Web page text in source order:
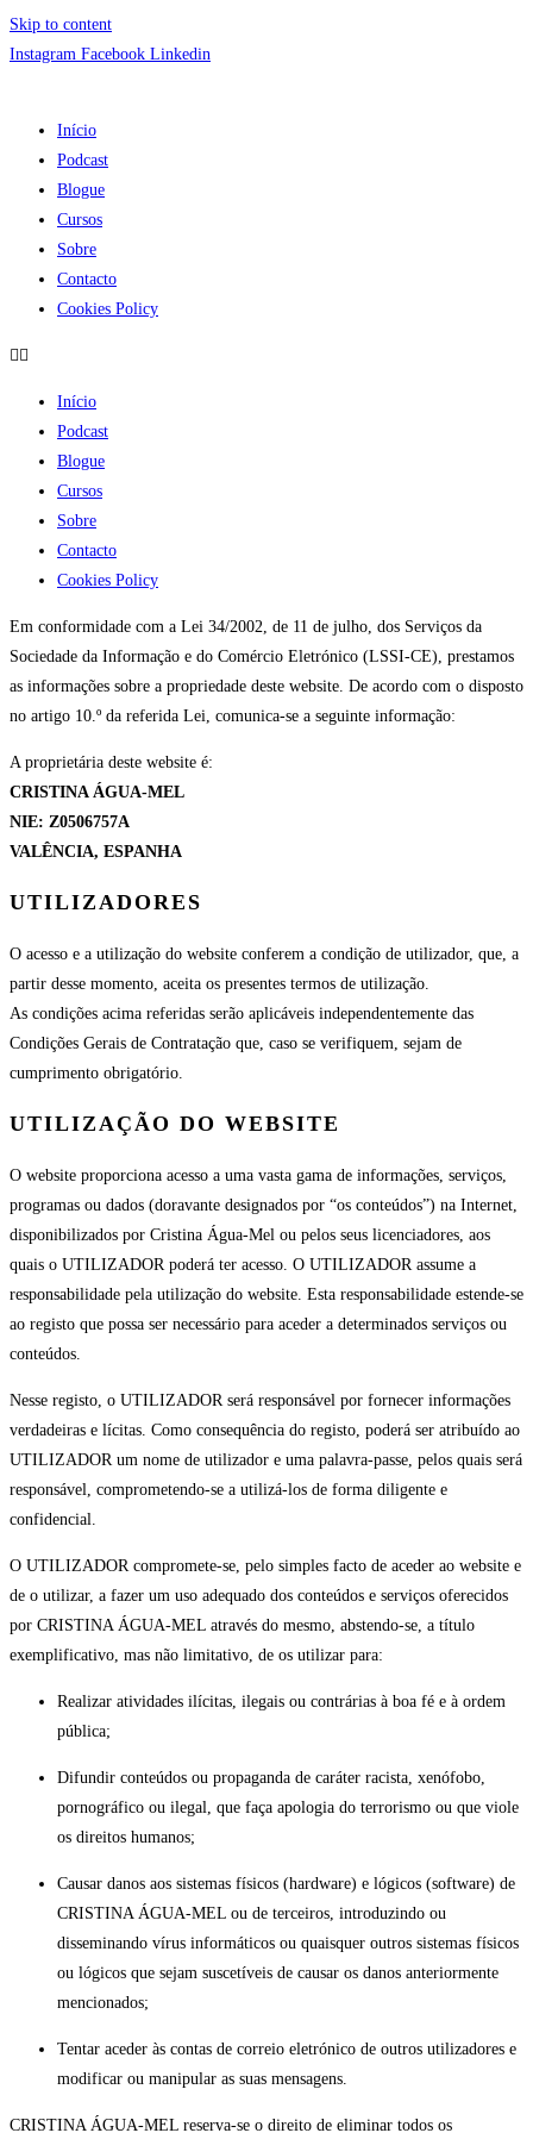
Skip to content
Instagram Facebook Linkedin
Início
Podcast
Blogue
Cursos
Sobre
Contacto
Cookies Policy
Início
Podcast
Blogue
Cursos
Sobre
Contacto
Cookies Policy
Em conformidade com a Lei 34/2002, de 11 de julho, dos Serviços da
Sociedade da Informação e do Comércio Eletrónico (LSSI-CE), prestamos
as informações sobre a propriedade deste website. De acordo com o disposto
no artigo 10.º da referida Lei, comunica-se a seguinte informação:
A proprietária deste website é:
CRISTINA ÁGUA-MEL
NIE: Z0506757A
VALÊNCIA, ESPANHA
UTILIZADORES
O acesso e a utilização do website conferem a condição de utilizador, que, a
partir desse momento, aceita os presentes termos de utilização.
As condições acima referidas serão aplicáveis independentemente das
Condições Gerais de Contratação que, caso se verifiquem, sejam de
cumprimento obrigatório.
UTILIZAÇÃO DO WEBSITE
O website proporciona acesso a uma vasta gama de informações, serviços,
programas ou dados (doravante designados por “os conteúdos”) na Internet,
disponibilizados por Cristina Água-Mel ou pelos seus licenciadores, aos
quais o UTILIZADOR poderá ter acesso. O UTILIZADOR assume a
responsabilidade pela utilização do website. Esta responsabilidade estende-se
ao registo que possa ser necessário para aceder a determinados serviços ou
conteúdos.
Nesse registo, o UTILIZADOR será responsável por fornecer informações
verdadeiras e lícitas. Como consequência do registo, poderá ser atribuído ao
UTILIZADOR um nome de utilizador e uma palavra-passe, pelos quais será
responsável, comprometendo-se a utilizá-los de forma diligente e
confidencial.
O UTILIZADOR compromete-se, pelo simples facto de aceder ao website e
de o utilizar, a fazer um uso adequado dos conteúdos e serviços oferecidos
por CRISTINA ÁGUA-MEL através do mesmo, abstendo-se, a título
exemplificativo, mas não limitativo, de os utilizar para:
Realizar atividades ilícitas, ilegais ou contrárias à boa fé e à ordem
pública;
Difundir conteúdos ou propaganda de caráter racista, xenófobo,
pornográfico ou ilegal, que faça apologia do terrorismo ou que viole
os direitos humanos;
Causar danos aos sistemas físicos (hardware) e lógicos (software) de
CRISTINA ÁGUA-MEL ou de terceiros, introduzindo ou
disseminando vírus informáticos ou quaisquer outros sistemas físicos
ou lógicos que sejam suscetíveis de causar os danos anteriormente
mencionados;
Tentar aceder às contas de correio eletrónico de outros utilizadores e
modificar ou manipular as suas mensagens.
CRISTINA ÁGUA-MEL reserva-se o direito de eliminar todos os